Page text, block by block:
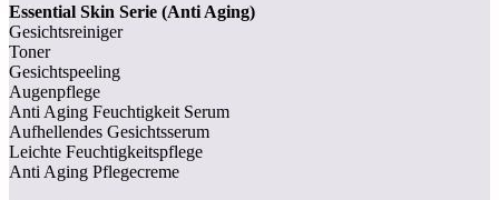
Essential Skin Serie (Anti Aging)
Gesichtsreiniger
Toner
Gesichtspeeling
Augenpflege
Anti Aging Feuchtigkeit Serum
Aufhellendes Gesichtsserum
Leichte Feuchtigkeitspflege
Anti Aging Pflegecreme